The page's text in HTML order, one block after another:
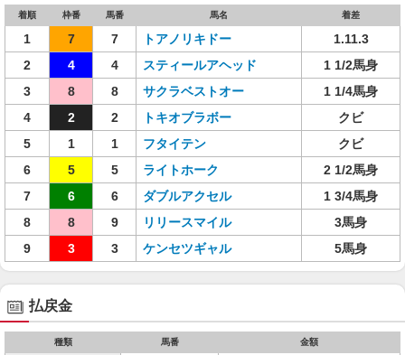
着順 枠番 馬番 馬名 着差
1 7 7 トアノリキドー
1.11.3
2
4 4 スティールアヘッド
1 1/2馬身
3
8 8 サクラベストオー
1 1/4馬身
4
2 2 トキオブラボー
クビ
5
1 1 フタイテン
クビ
6
5 5 ライトホーク
2 1/2馬身
7
6 6 ダブルアクセル
1 3/4馬身
8
8 9 リリースマイル
3馬身
9
3 3 ケンセツギャル 5馬身
払戻金
種類 馬番 金額